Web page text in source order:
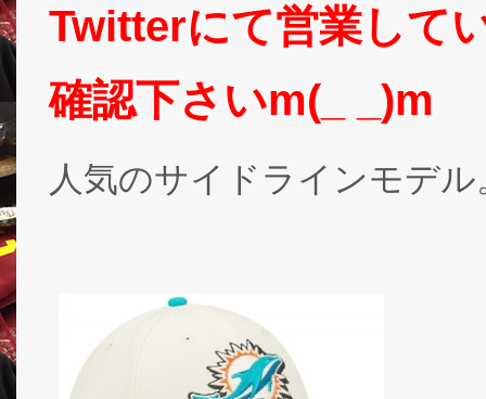
Twitterにて営業して
確認下さいm(_ _)m
人気のサイドラインモデル